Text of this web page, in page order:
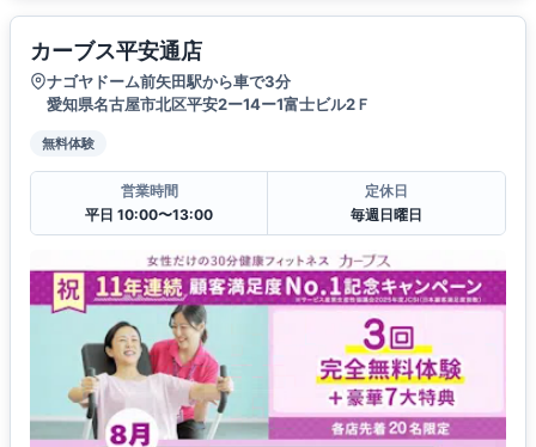
カーブス平安通店
ナゴヤドーム前矢田駅から車で3分
愛知県名古屋市北区平安2ー14ー1富士ビル2Ｆ
無料体験
営業時間
平日 10:00〜13:00
定休日
毎週日曜日